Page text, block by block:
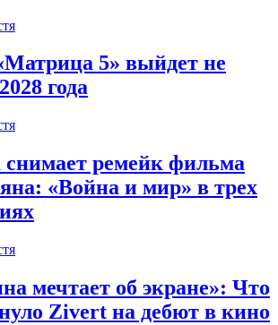
5» выйдет не
года
снимает ремейк фильма
«Война и мир» в трех
мечтает об экране»: Что
Zivert на дебют в кино